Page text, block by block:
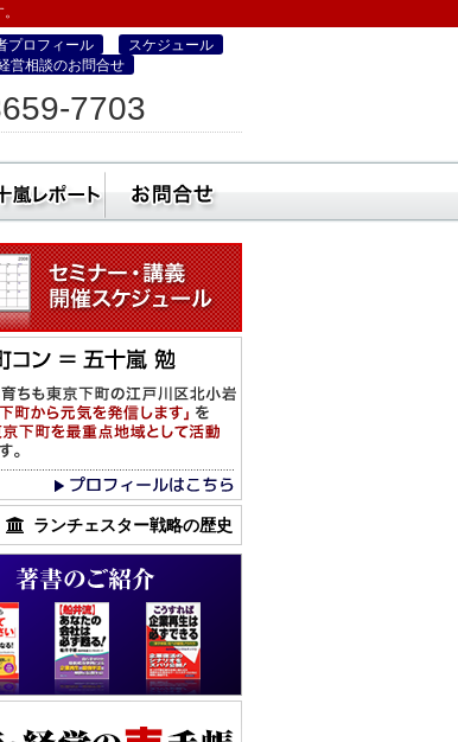
プロフィール
スケジュール
営相談のお問合せ
7703
営塾）社員研修・講師依頼五十嵐レポート
ランチェスター戦略の歴史